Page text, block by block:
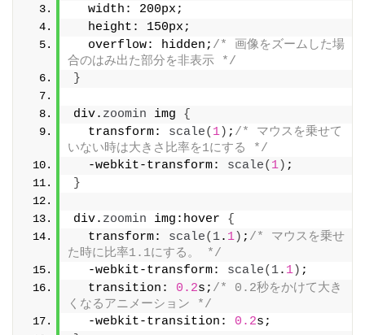
  width: 200px;
  height: 150px;
  overflow: hidden;
/* 画像をズームした場
合のはみ出た部分を非表示 */
}
div. zoomin img {
  transform:
scale( 1) ; /* マウスを乗せて
いない時は大きさ比率を1にする */
  -webkit-transform:
scale( 1) ;
}
div. zoomin img:hover {
  transform:
scale( 1. 1) ; /* マウスを乗せ
た時に比率1.1にする。 */
  -webkit-transform:
scale( 1. 1) ;
  transition:
0.2s; /* 0.2秒をかけて大き
くなるアニメーション */
  -webkit-transition:
0.2s;